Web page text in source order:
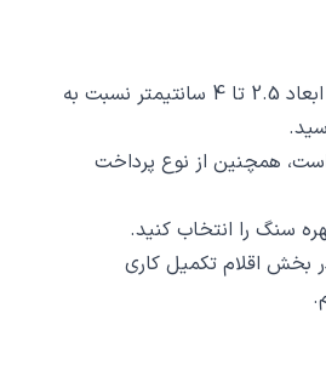
گردنبند انار کد 232 از جنس استیل ضدزنگ و ضد حساسیت با رنگ ثابت توسط زیورآلات نگار طراحی و ساخته شده است. این گردنبند با ضخامت 1 میلیمتر در ابعاد 2.5 تا 4 سانتیمتر نسبت به
2 دهم میلیمتر در کشور ایران تولید شده است، همچنین از نوع پرداخت
بخش اقلام تکمیل کاری